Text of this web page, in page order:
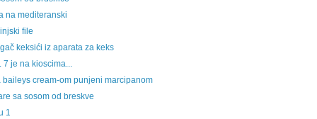
na mediteranski
file
keksići iz aparata za keks
7 je na kioscima...
baileys cream-om punjeni marcipanom
sa sosom od breskve
1